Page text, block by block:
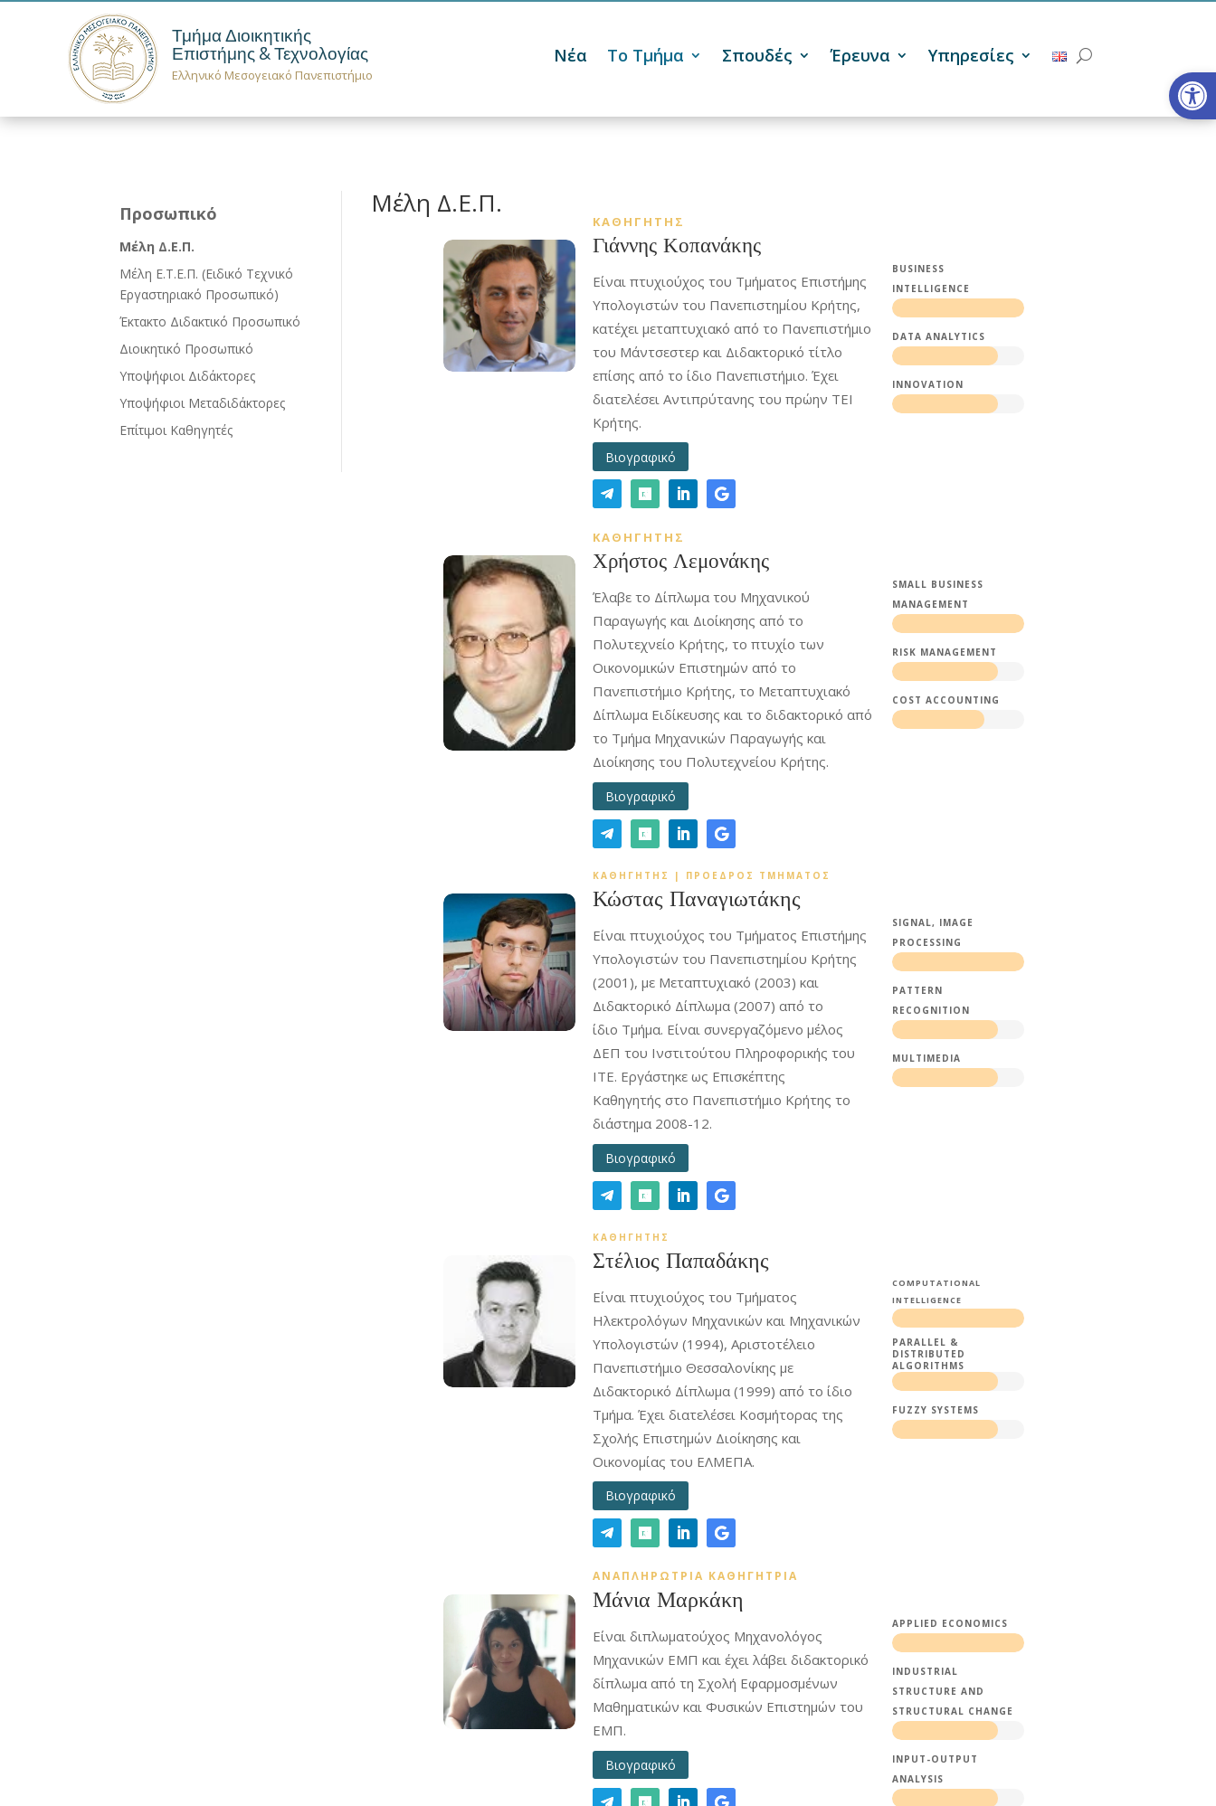
Τμήμα Διοικητικής
Επιστήμης & Τεχνολογίας
Ελληνικό Μεσογειακό Πανεπιστήμιο
Νέα Το Τμήμα Σπουδές Έρευνα Υπηρεσίες
Προσωπικό
Μέλη Δ.Ε.Π.
Μέλη Ε.Τ.Ε.Π. (Ειδικό Τεχνικό
Εργαστηριακό Προσωπικό)
Έκτακτο Διδακτικό Προσωπικό
Διοικητικό Προσωπικό
Υποψήφιοι Διδάκτορες
Υποψήφιοι Μεταδιδάκτορες
Επίτιμοι Καθηγητές
Μέλη Δ.Ε.Π.
ΚΑΘΗΓΗΤΗΣ
Γιάννης Κοπανάκης
Είναι πτυχιούχος του Τμήματος Επιστήμης
Υπολογιστών του Πανεπιστημίου Κρήτης,
κατέχει μεταπτυχιακό από το Πανεπιστήμιο
του Μάντσεστερ και Διδακτορικό τίτλο
επίσης από το ίδιο Πανεπιστήμιο. Έχει
διατελέσει Αντιπρύτανης του πρώην ΤΕΙ
Κρήτης.
Βιογραφικό
BUSINESS
INTELLIGENCE
DATA ANALYTICS
INNOVATION
ΚΑΘΗΓΗΤΗΣ
Χρήστος Λεμονάκης
Έλαβε το Δίπλωμα του Μηχανικού
Παραγωγής και Διοίκησης από το
Πολυτεχνείο Κρήτης, το πτυχίο των
Οικονομικών Επιστημών από το
Πανεπιστήμιο Κρήτης, το Μεταπτυχιακό
Δίπλωμα Ειδίκευσης και το διδακτορικό από
το Τμήμα Μηχανικών Παραγωγής και
Διοίκησης του Πολυτεχνείου Κρήτης.
Βιογραφικό
SMALL BUSINESS
MANAGEMENT
RISK MANAGEMENT
COST ACCOUNTING
ΚΑΘΗΓΗΤΗΣ | ΠΡΟΕΔΡΟΣ ΤΜΗΜΑΤΟΣ
Κώστας Παναγιωτάκης
Είναι πτυχιούχος του Τμήματος Επιστήμης
Υπολογιστών του Πανεπιστημίου Κρήτης
(2001), με Μεταπτυχιακό (2003) και
Διδακτορικό Δίπλωμα (2007) από το
ίδιο Τμήμα. Είναι συνεργαζόμενο μέλος
ΔΕΠ του Ινστιτούτου Πληροφορικής του
ΙΤΕ. Εργάστηκε ως Επισκέπτης
Καθηγητής στο Πανεπιστήμιο Κρήτης το
διάστημα 2008-12.
Βιογραφικό
SIGNAL, IMAGE
PROCESSING
PATTERN
RECOGNITION
MULTIMEDIA
ΚΑΘΗΓΗΤΗΣ
Στέλιος Παπαδάκης
Είναι πτυχιούχος του Τμήματος
Ηλεκτρολόγων Μηχανικών και Μηχανικών
Υπολογιστών (1994), Αριστοτέλειο
Πανεπιστήμιο Θεσσαλονίκης με
Διδακτορικό Δίπλωμα (1999) από το ίδιο
Τμήμα. Έχει διατελέσει Κοσμήτορας της
Σχολής Επιστημών Διοίκησης και
Οικονομίας του ΕΛΜΕΠΑ.
Βιογραφικό
COMPUTATIONAL
INTELLIGENCE
PARALLEL &
DISTRIBUTED
ALGORITHMS
FUZZY SYSTEMS
ΑΝΑΠΛΗΡΩΤΡΙΑ ΚΑΘΗΓΗΤΡΙΑ
Μάνια Μαρκάκη
Είναι διπλωματούχος Μηχανολόγος
Μηχανικών ΕΜΠ και έχει λάβει διδακτορικό
δίπλωμα από τη Σχολή Εφαρμοσμένων
Μαθηματικών και Φυσικών Επιστημών του
ΕΜΠ.
Βιογραφικό
ΑPPLIED ECONOMICS
INDUSTRIAL
STRUCTURE AND
STRUCTURAL CHANGE
INPUT-OUTPUT
ANALYSIS